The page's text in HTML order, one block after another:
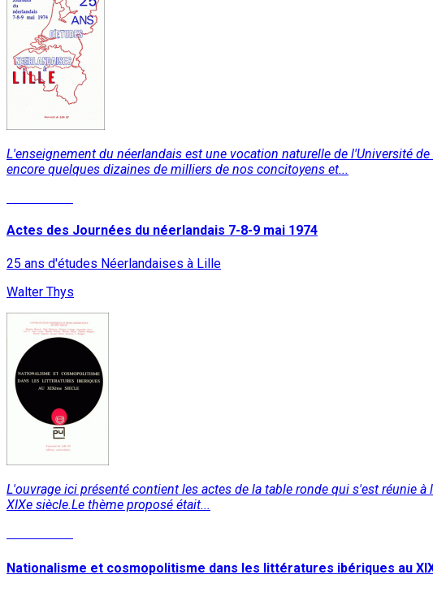
L'enseignement du néerlandais est une vocation naturelle de l'Université
encore quelques dizaines de milliers de nos concitoyens et...
Actes des Journées du néerlandais 7-8-9 mai 1974
25 ans d'études Néerlandaises à Lille
Walter Thys
L'ouvrage ici présenté contient les actes de la table ronde qui s'est réunie
XIXe siècle.Le thème proposé était...
Nationalisme et cosmopolitisme dans les littératures ibériques au